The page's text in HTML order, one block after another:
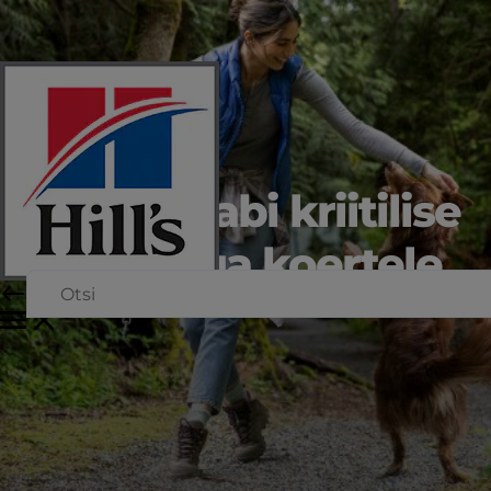
Toitumisabi kriitilise
haigusega koertele